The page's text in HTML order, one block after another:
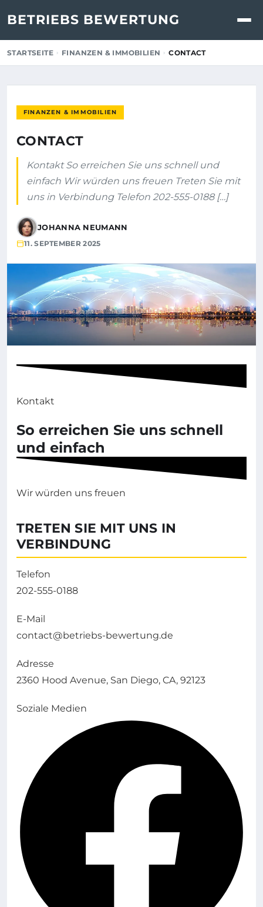
BETRIEBS BEWERTUNG
STARTSEITE FINANZEN & IMMOBILIEN CONTACT
FINANZEN & IMMOBILIEN
CONTACT
Kontakt So erreichen Sie uns schnell und
einfach Wir würden uns freuen Treten Sie mit
uns in Verbindung Telefon 202-555-0188 […]
JOHANNA NEUMANN
11. SEPTEMBER 2025
Kontakt
So erreichen Sie uns schnell
und einfach
Wir würden uns freuen
TRETEN SIE MIT UNS IN
VERBINDUNG
Telefon
202-555-0188
E-Mail
contact@betriebs-bewertung.de
Adresse
2360 Hood Avenue, San Diego, CA, 92123
Soziale Medien